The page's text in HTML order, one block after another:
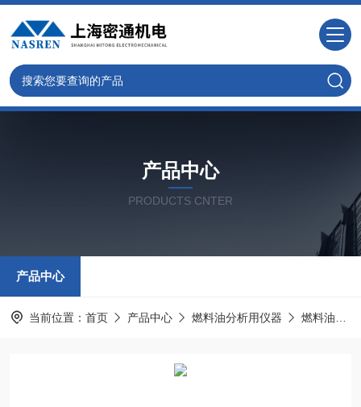
产品中心
PRODUCTS CNTER
产品中心
当前位置： 首页 产品中心 燃料油分析用仪器 燃料油沉淀物测定仪